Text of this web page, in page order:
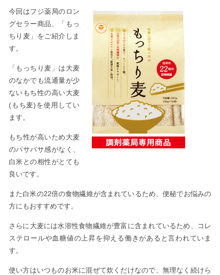
今回はフジ薬局のロン
グセラー商品、「もっ
ちり麦」をご紹介しま
す。
「もっちり麦」は大麦
のなかでも流通量が少
ないもち性の高い大麦
(もち麦)を使用してい
ます。
もち性が高いため大麦
のパサパサ感がなく、
白米との相性がとても
良いです。
また白米の22倍の食物繊維が含まれているため、便秘でお悩みの
方にもおすすめです。
さらに大麦には水溶性食物繊維が豊富に含まれているため、コレ
ステロールや血糖値の上昇を抑える働きがあると言われていま
す。
使い方はいつものお米に混ぜて炊くだけなので、無理なく続けら